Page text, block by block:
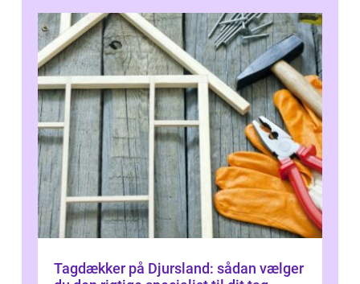
Tagdækker på Djursland: sådan vælger